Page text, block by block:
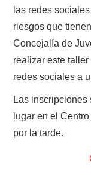
las redes
riesgos que
Concejalía de
realizar este
redes sociales a
Las inscripciones
lugar en el
por la tarde.